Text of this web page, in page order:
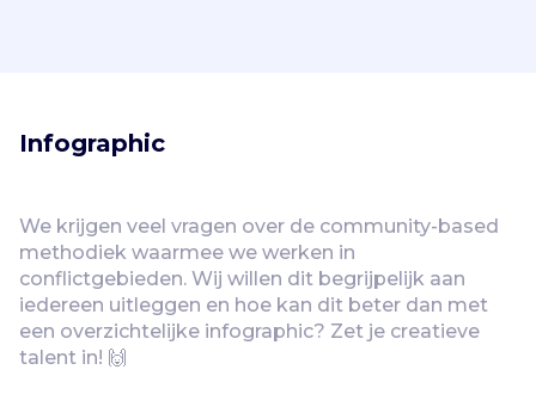
Infographic
We krijgen veel vragen over de community-based
methodiek waarmee we werken in
conflictgebieden. Wij willen dit begrijpelijk aan
iedereen uitleggen en hoe kan dit beter dan met
een overzichtelijke infographic? Zet je creatieve
talent in! 🙌